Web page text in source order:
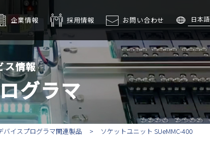
ルサイネージ インテリジェント・ステレオカメラ
企業情報
CSR
採用情報 お問い合わせ 日本語
ス情報
グラマ
バイスプログラマ関連製品 ソケットユニット SUeMMC-400